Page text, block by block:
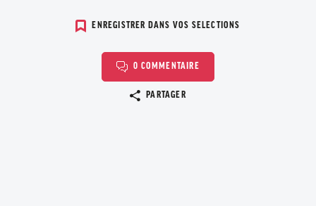
ENREGISTRER DANS VOS SELECTIONS
0 COMMENTAIRE
PARTAGER